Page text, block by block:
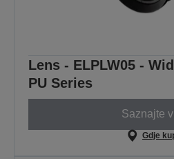
Lens - ELPLW05 -
PU Series
Saznajte
Gdje